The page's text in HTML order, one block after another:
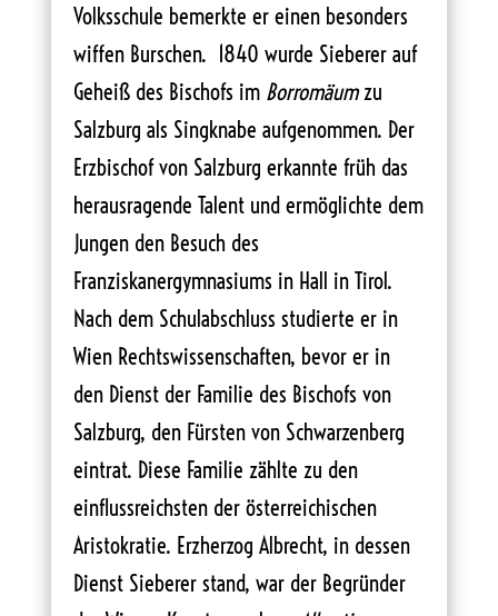
Volksschule bemerkte er einen besonders
wiffen Burschen. 1840 wurde Sieberer auf
Geheiß des Bischofs im Borromäumzu
Salzburg als Singknabe aufgenommen. Der
Erzbischof von Salzburg erkannte früh das
herausragende Talent und ermöglichte dem
Jungen den Besuch des
Franziskanergymnasiums in Hall in Tirol.
Nach dem Schulabschluss studierte er in
Wien Rechtswissenschaften, bevor er in
den Dienst der Familie des Bischofs von
Salzburg, den Fürsten von Schwarzenberg
eintrat. Diese Familie zählte zu den
einflussreichsten der österreichischen
Aristokratie. Erzherzog Albrecht, in dessen
Dienst Sieberer stand, war der Begründer